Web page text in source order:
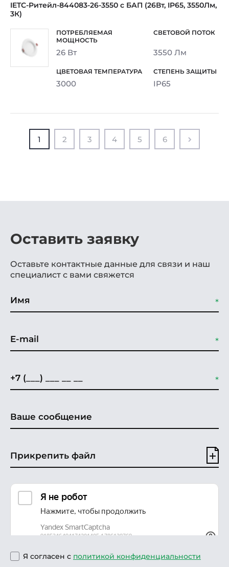
IETC-Ритейл-844083-26-3550 с БАП (26Вт, IP65, 3550Лм,
3К)
26 Вт 3550 Лм
3000 IP65
1 2 3 4 5 6
Оставить заявку
Оставьте контактные данные для связи и наш
специалист с вами свяжется
Прикрепить файл
Я согласен с политикой конфиденциальности